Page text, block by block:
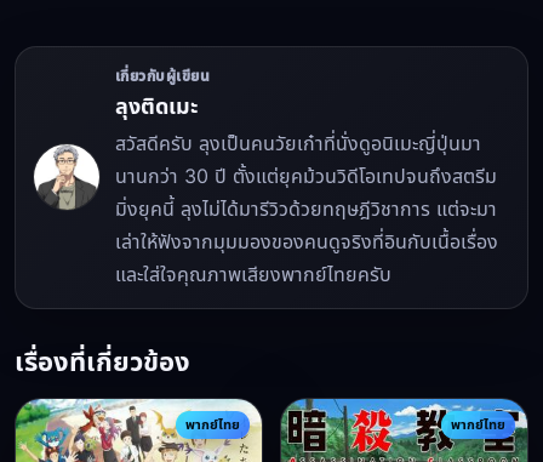
เกี่ยวกับผู้เขียน
ลุงติดเมะ
สวัสดีครับ ลุงเป็นคนวัยเก๋าที่นั่งดูอนิเมะญี่ปุ่นมา
นานกว่า 30 ปี ตั้งแต่ยุคม้วนวิดีโอเทปจนถึงสตรีม
มิ่งยุคนี้ ลุงไม่ได้มารีวิวด้วยทฤษฎีวิชาการ แต่จะมา
เล่าให้ฟังจากมุมมองของคนดูจริงที่อินกับเนื้อเรื่อง
และใส่ใจคุณภาพเสียงพากย์ไทยครับ
เรื่องที่เกี่ยวข้อง
พากย์ไทย พากย์ไทย